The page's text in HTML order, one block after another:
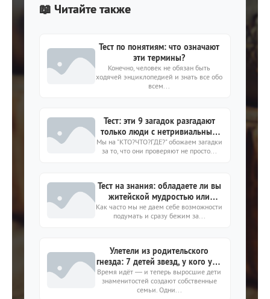
📖 Читайте также
Тест по понятиям: что означают
эти термины?
Конечно, человек не обязан быть
ходячей энциклопедией и знать все обо
всем...
Тест: эти 9 загадок разгадают
только люди с нетривиальным
мышлением
Мы на "КТО?ЧТО?ГДЕ?" обожаем загадки
за то, что они проверяют не просто...
Тест на знания: обладаете ли вы
житейской мудростью или
дальше «Википедии» не
смотрели?
Как часто мы не даем себе возможности
подумать и сразу бежим за...
Улетели из родительского
гнезда: 7 детей звезд, у кого уже
своя семья - мужья, жёны и дети
Время идёт — и теперь выросшие дети
знаменитостей создают собственные
семьи. Одни...